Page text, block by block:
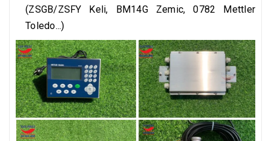
(ZSGB/ZSFY Keli, BM14G Zemic, 0782 Mettler
Toledo...)